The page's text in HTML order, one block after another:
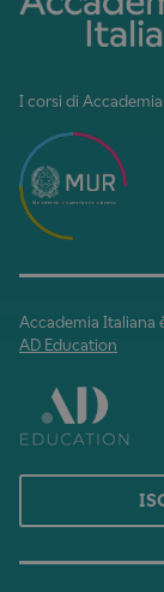
I corsi di
Accademia Italiana
AD Education